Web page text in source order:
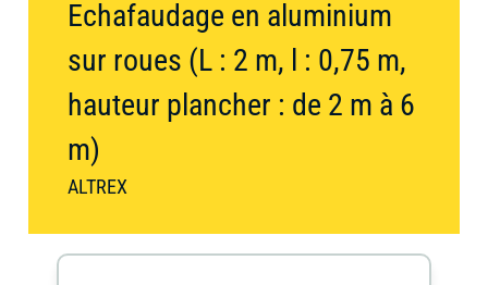
contacter
OccasionCompactageCompresseur
Divers
nacelle
électrogène
Echafaudage en aluminium
sur roues (L : 2 m, l : 0,75 m,
hauteur plancher : de 2 m à 6
m)
ALTREX